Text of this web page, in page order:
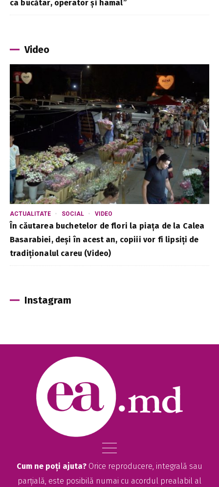
ca bucătar, operator și hamal”
Video
ACTUALITATE SOCIAL VIDEO
În căutarea buchetelor de flori la piața de la Calea
Basarabiei, deși în acest an, copiii vor fi lipsiți de
tradiționalul careu (Video)
Instagram
Cum ne poți ajuta? Orice reproducere, integrală sau
parțială, este posibilă numai cu acordul prealabil al